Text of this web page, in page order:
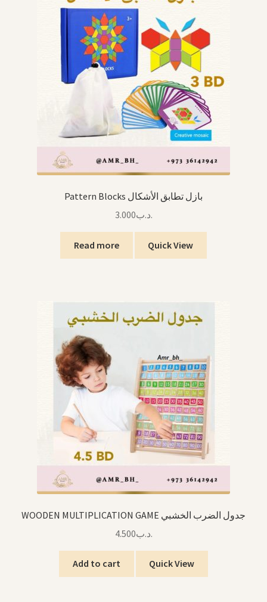
Pattern Blocks بازل تطابق الأشكال
.د.ب3.000
Read more Quick View
WOODEN MULTIPLICATION GAME جدول الضرب الخشبي
.د.ب4.500
Add to cart Quick View